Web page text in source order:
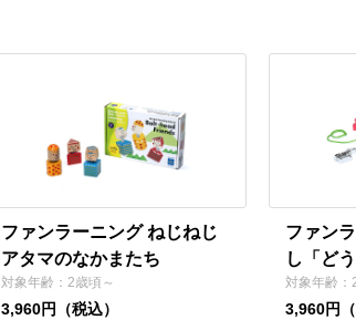
ファンラーニング ねじねじ
アタマのなかまたち
対象年齢：2歳頃～
3,960円（税込）
ファン
し「ど
対象年齢：
3,960円（